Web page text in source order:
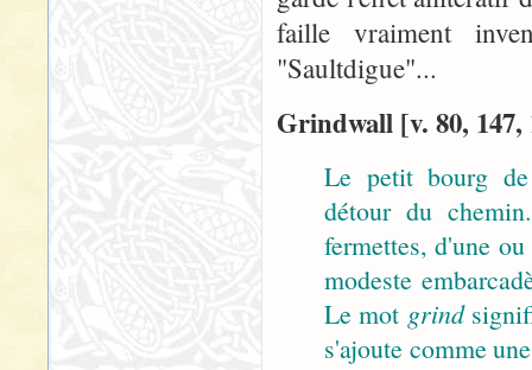
faille vraiment
"Saultdigue"...
Grindwall [v. 80, 147,
Le petit bourg
détour du
fermettes, d'une
modeste
Le mot grind
s'ajoute comme